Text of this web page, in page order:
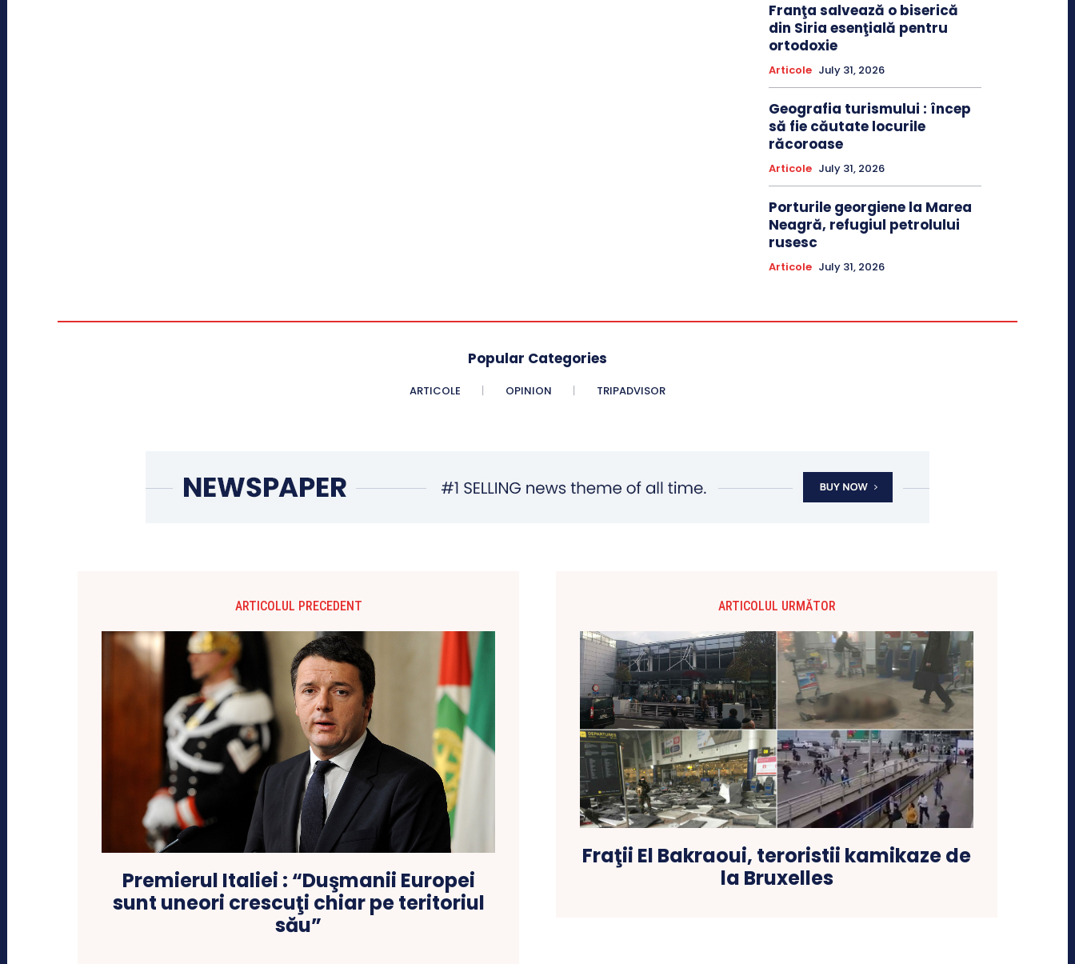
Franţa salvează o biserică
din Siria esenţială pentru
ortodoxie
Articole July 31, 2026
Geografia turismului : încep
să fie căutate locurile
răcoroase
Articole July 31, 2026
Porturile georgiene la Marea
Neagră, refugiul petrolului
rusesc
Articole July 31, 2026
Popular Categories
ARTICOLE OPINION TRIPADVISOR
ARTICOLUL PRECEDENT
Premierul Italiei : “Duşmanii Europei
sunt uneori crescuţi chiar pe teritoriul
său”
ARTICOLUL URMĂTOR
Fraţii El Bakraoui, teroristii kamikaze de
la Bruxelles